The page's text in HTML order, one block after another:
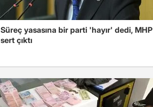
Süreç yasasına bir parti 'hayır' dedi, MHP
sert çıktı